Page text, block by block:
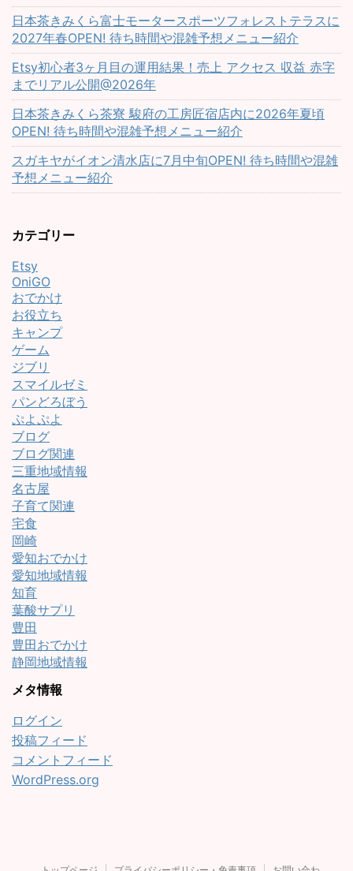
日本茶きみくら富士モータースポーツフォレストテラスに
2027年春OPEN! 待ち時間や混雑予想メニュー紹介
Etsy初心者3ヶ月目の運用結果！売上 アクセス 収益 赤字
までリアル公開@2026年
日本茶きみくら茶寮 駿府の工房匠宿店内に2026年夏頃
OPEN! 待ち時間や混雑予想メニュー紹介
スガキヤがイオン清水店に7月中旬OPEN! 待ち時間や混雑
予想メニュー紹介
カテゴリー
Etsy
OniGO
おでかけ
お役立ち
キャンプ
ゲーム
ジブリ
スマイルゼミ
パンどろぼう
ぷよぷよ
ブログ
ブログ関連
三重地域情報
名古屋
子育て関連
宅食
岡崎
愛知おでかけ
愛知地域情報
知育
葉酸サプリ
豊田
豊田おでかけ
静岡地域情報
メタ情報
ログイン
投稿フィード
コメントフィード
WordPress.org